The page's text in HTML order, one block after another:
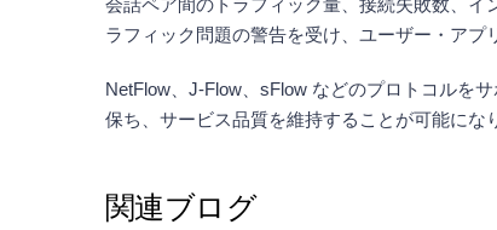
会話ペア間のトラフィック量、接続失敗数、
ラフィック問題の警告を受け、ユーザー・アプ
NetFlow、J-Flow、sFlow などのプロトコルを
保ち、サービス品質を維持することが可能にな
関連ブログ